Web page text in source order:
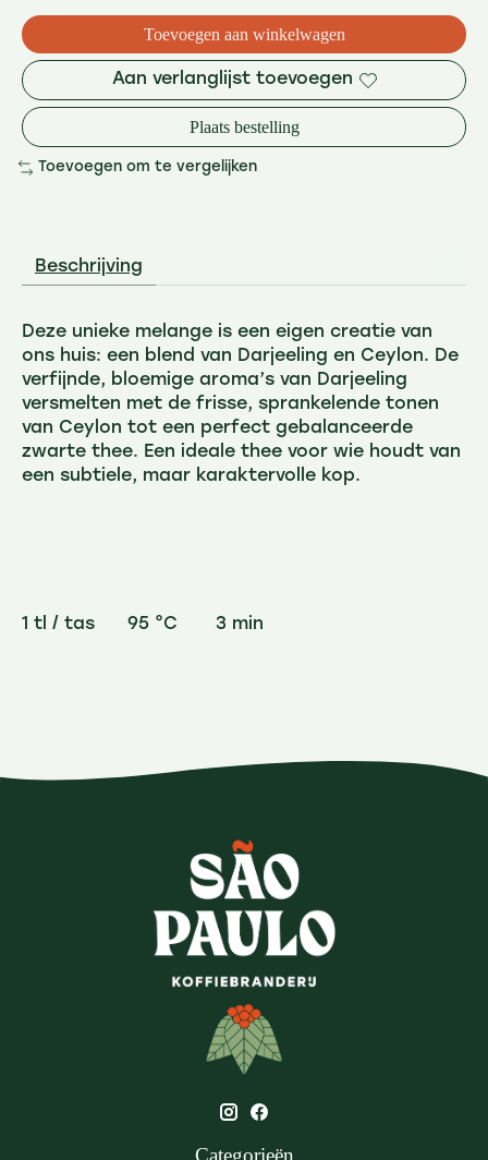
Toevoegen aan winkelwagen
Aan verlanglijst toevoegen
Plaats bestelling
Toevoegen om te vergelijken
Beschrijving
Deze unieke melange is een eigen creatie van
ons huis: een blend van Darjeeling en Ceylon. De
verfijnde, bloemige aroma’s van Darjeeling
versmelten met de frisse, sprankelende tonen
van Ceylon tot een perfect gebalanceerde
zwarte thee. Een ideale thee voor wie houdt van
een subtiele, maar karaktervolle kop.
1 tl / tas 95 °C 3 min
Categorieën